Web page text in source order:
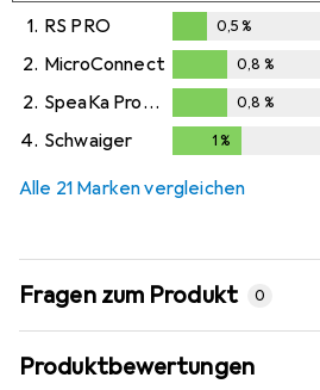
1. RS PRO
0,5%
0,5%
2. MicroConnect
0,8%
0,8 %
2. SpeaKa Professional
0,8%
0,8 %
4. Schwaiger 1 %
Alle 21 Marken vergleichen
Fragen zum Produkt 0
Produktbewertungen